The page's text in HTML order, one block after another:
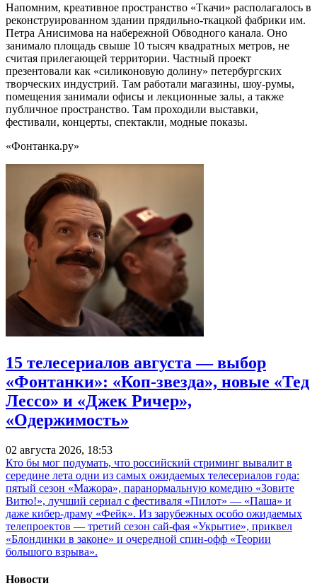
Напомним, креативное пространство «Ткачи» располагалось в
реконструированном здании прядильно-ткацкой фабрики им.
Петра Анисимова на набережной Обводного канала. Оно
занимало площадь свыше 10 тысяч квадратных метров, не
считая прилегающей территории. Частный проект
презентовали как «силиконовую долину» петербургских
творческих индустрий. Там работали магазины, шоу-румы,
помещения занимали офисы и лекционные залы, а также
публичное пространство. Там проходили выставки,
фестивали, концерты, спектакли, модные показы.
«Фонтанка.ру»
15 телесериалов августа — выбор
«Фонтанки»: «Коп-звезда», новые «Тед
Лессо» и «Джек Ричер»,
«Одержимость»
02 августа 2026, 18:53
Кто бы мог подумать, что российский стриминг вывалит в
середине лета одни из самых ожидаемых телесериалов года:
пятый сезон «Мажора», паранормальную комедию «Зовите
Витю!», лучший сериал с фестиваля «Пилот» — «Паша» и
даже кибер-драму «Фейк». Из зарубежных особо ожидаемых
телепроектов — третий сезон сай-фая «Укрытие», приквел
«Блондинки в законе» и очередной спин-офф «Теории
большого взрыва».
Новости